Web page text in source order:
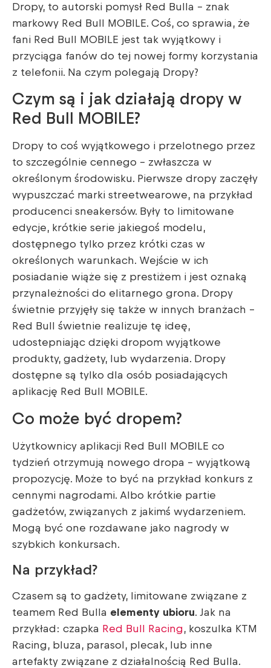
Dropy, to autorski pomysł Red Bulla – znak
markowy Red Bull MOBILE. Coś, co sprawia, że
fani Red Bull MOBILE jest tak wyjątkowy i
przyciąga fanów do tej nowej formy korzystania
z telefonii. Na czym polegają Dropy?
Czym są i jak działają dropy w
Red Bull MOBILE?
Dropy to coś wyjątkowego i przelotnego przez
to szczególnie cennego – zwłaszcza w
określonym środowisku. Pierwsze dropy zaczęły
wypuszczać marki streetwearowe, na przykład
producenci sneakersów. Były to limitowane
edycje, krótkie serie jakiegoś modelu,
dostępnego tylko przez krótki czas w
określonych warunkach. Wejście w ich
posiadanie wiąże się z prestiżem i jest oznaką
przynależności do elitarnego grona. Dropy
świetnie przyjęły się także w innych branżach –
Red Bull świetnie realizuje tę ideę,
udostepniając dzięki dropom wyjątkowe
produkty, gadżety, lub wydarzenia. Dropy
dostępne są tylko dla osób posiadających
aplikację Red Bull MOBILE.
Co może być dropem?
Użytkownicy aplikacji Red Bull MOBILE co
tydzień otrzymują nowego dropa – wyjątkową
propozycję. Może to być na przykład konkurs z
cennymi nagrodami. Albo krótkie partie
gadżetów, związanych z jakimś wydarzeniem.
Mogą być one rozdawane jako nagrody w
szybkich konkursach.
Na przykład?
Czasem są to gadżety, limitowane związane z
teamem Red Bulla elementy ubioru. Jak na
przykład: czapka Red Bull Racing, koszulka KTM
Racing, bluza, parasol, plecak, lub inne
artefakty związane z działalnością Red Bulla.